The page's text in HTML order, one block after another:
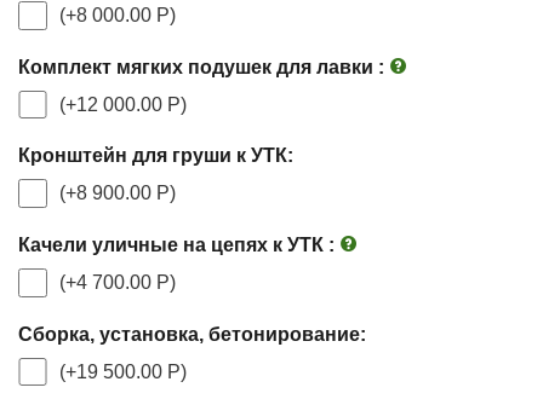
(+8 000.00 Р)
Комплект мягких подушек для лавки :
(+12 000.00 Р)
Кронштейн для груши к УТК:
(+8 900.00 Р)
Качели уличные на цепях к УТК :
(+4 700.00 Р)
Сборка, установка, бетонирование:
(+19 500.00 Р)